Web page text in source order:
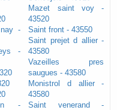
-
-
-
Mazet saint voy -
43520
Saint front - 43550
Saint prejet d allier -
43580
Vazeilles pres
saugues - 43580
Monistrol d allier -
43580
Saint venerand -